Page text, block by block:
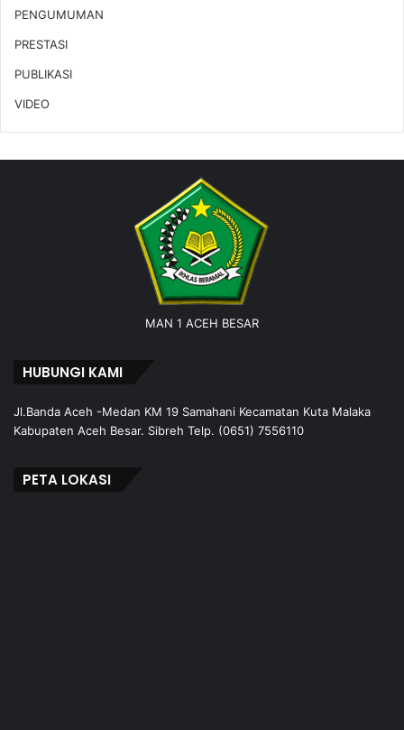
PENGUMUMAN
PRESTASI
PUBLIKASI
VIDEO
MAN 1 ACEH BESAR
HUBUNGI KAMI
Jl.Banda Aceh -Medan KM 19 Samahani Kecamatan Kuta Malaka
Kabupaten Aceh Besar. Sibreh Telp. (0651) 7556110
PETA LOKASI